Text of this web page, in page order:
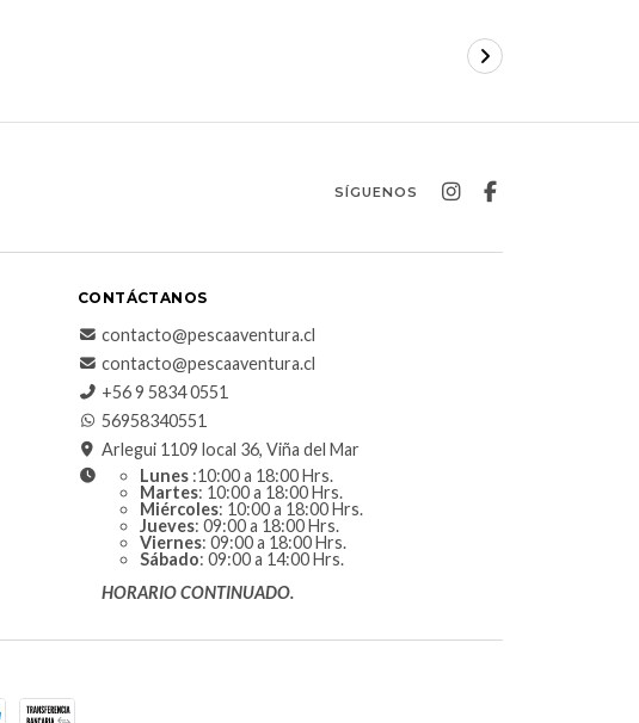
SÍGUENOS
CONTÁCTANOS
contacto@pescaaventura.cl
contacto@pescaaventura.cl
+56 9 5834 0551
56958340551
Arlegui 1109 local 36, Viña del Mar
Lunes :10:00 a 18:00 Hrs.
Martes: 10:00 a 18:00 Hrs.
Miércoles: 10:00 a 18:00 Hrs.
Jueves: 09:00 a 18:00 Hrs.
Viernes: 09:00 a 18:00 Hrs.
Sábado: 09:00 a 14:00 Hrs.
HORARIO CONTINUADO.